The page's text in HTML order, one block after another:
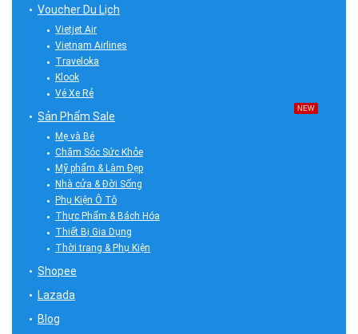
Voucher Du Lịch
Vietjet Air
Vietnam Airlines
Traveloka
Klook
Vé Xe Rẻ
Sản Phẩm Sale
NEW
Mẹ và Bé
Chăm Sóc Sức Khỏe
Mỹ phẩm & Làm Đẹp
Nhà cửa & Đời Sống
Phụ Kiện Ô Tô
Thực Phẩm & Bách Hóa
Thiết Bị Gia Dụng
Thời trang & Phụ Kiện
Shopee
Lazada
Blog